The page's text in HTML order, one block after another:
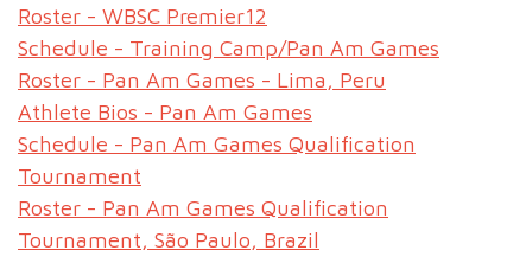
Roster - WBSC Premier12
Schedule - Training Camp/Pan Am Games
Roster - Pan Am Games - Lima, Peru
Athlete Bios - Pan Am Games
Schedule - Pan Am Games Qualification
Tournament
Roster - Pan Am Games Qualification
Tournament, São Paulo, Brazil